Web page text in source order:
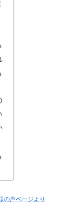
の声ページより